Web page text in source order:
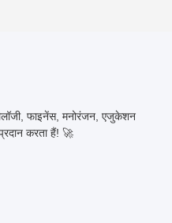
फाइनेंस, मनोरंजन, एजुकेशन
करता हैं! 🚀